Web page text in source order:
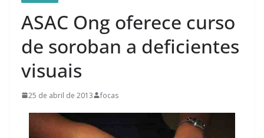
ASAC Ong oferece curso
de soroban a deficientes
visuais
25 de abril de 2013 focas